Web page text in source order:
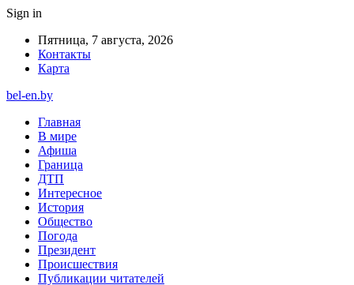
Sign in
Пятница, 7 августа, 2026
Контакты
Карта
bel-en.by
Главная
В мире
Афиша
Граница
ДТП
Интересное
История
Общество
Погода
Президент
Происшествия
Публикации читателей